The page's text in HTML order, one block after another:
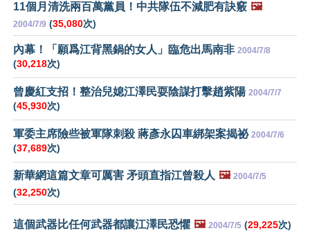
11個月清洗兩百萬黨員！中共隊伍不減肥有訣竅 🖼️
2004/7/9 (35,080次)
內幕！「願爲江背黑鍋的女人」臨危出馬南非 2004/7/8
(30,218次)
曾慶紅支招！整治兒媳江澤民耍陰謀打擊趙紫陽 2004/7/7
(45,930次)
軍委主席險些被軍隊刺殺 蔣彥永囚車綁架案揭祕 2004/7/6
(37,689次)
新華網這篇文章可厲害 矛頭直指江曾殺人 🖼️ 2004/7/5
(32,250次)
這個武器比任何武器都讓江澤民恐懼 🖼️ 2004/7/5 (29,225次)